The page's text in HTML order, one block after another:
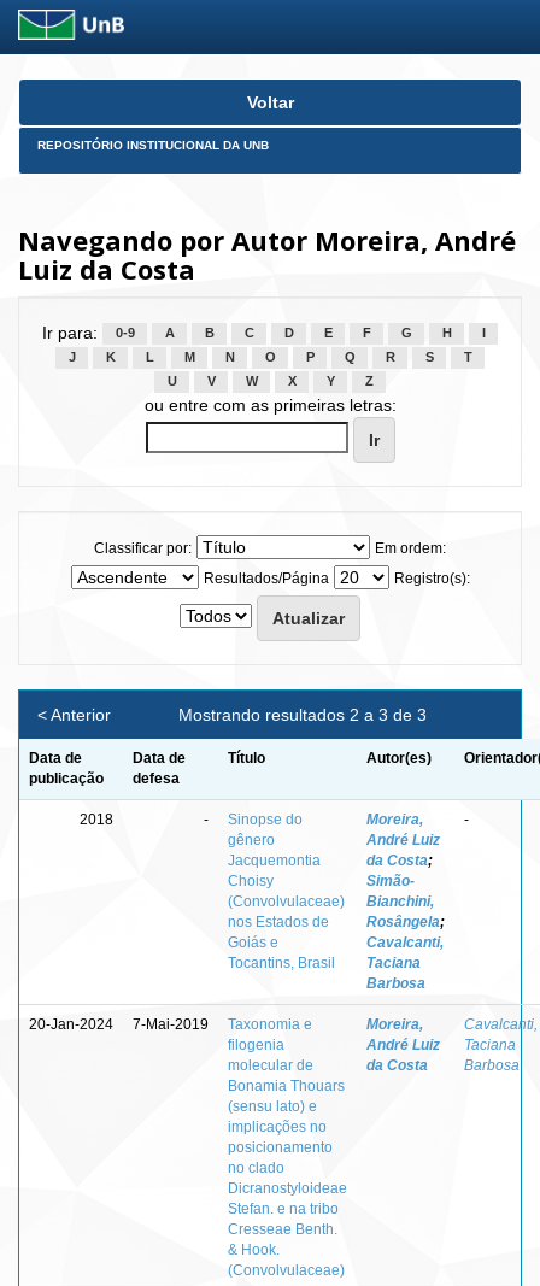
Skip
Voltar
REPOSITÓRIO INSTITUCIONAL DA UNB
Navegando por Autor Moreira, André
Luiz da Costa
Ir para: 0-9 A B C D E F G H
J
K L M N O P Q R S
T
U
V W X Y Z
ou entre com as primeiras letras:
Classificar por:
Em ordem:
Resultados/Página
Registro(s):
Mostrando resultados 2 a 3 de 3
< Anterior
Data de
publicação
Data de
defesa
Título Autor(es)
2018 -
Sinopse do
gênero
Jacquemontia
Choisy
(Convolvulaceae)
nos Estados de
Goiás e
Tocantins, Brasil
Moreira,
André Luiz
da Costa;
Simão-
Bianchini,
Rosângela;
Cavalcanti,
Taciana
Barbosa
-
20-Jan-2024 7-Mai-2019
Taxonomia e
filogenia
molecular de
Bonamia Thouars
(sensu lato) e
implicações no
posicionamento
no clado
Dicranostyloideae
Stefan. e na tribo
Cresseae Benth.
& Hook.
(Convolvulaceae)
Moreira,
André Luiz
da Costa
Cavalcanti,
Taciana
Barbosa